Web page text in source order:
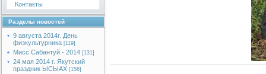
Контакты
Разделы новостей
9 августа 2014г. День
физкультурника [119]
Мисс Сабантуй - 2014 [131]
24 мая 2014 г. Якутский
праздник ЫСЫАХ [158]